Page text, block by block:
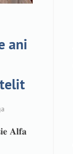
ani
𝐀𝐥𝐟𝐚